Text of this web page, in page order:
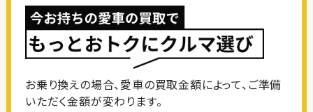
お乗り換えの場合、愛車の買取金額によって、ご準備
いただく金額が変わります。